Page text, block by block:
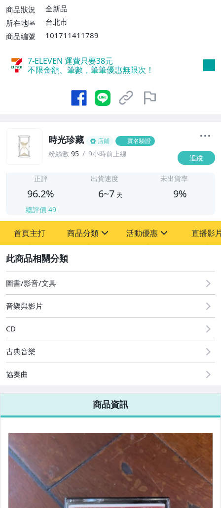
運費$60、滿5件或消費滿$1298免運
費】、宅配/貨運【單件運費$120、滿5件
商品狀況
全新品
所在地區
台北市
商品編號
101711411789
7-ELEVEN 運費只要38元
不限金額、筆數，筆筆優惠無限次！
時光珍藏 店鋪 實名驗證
粉絲數 95 9小時前上線 追蹤
正評
96.2%
總評價 49
出貨速度
6~7 天
未出貨率
9%
首頁主打 商品分類
其它
活動優惠
[全店] 粉絲專享
[全店] 週年慶
直播影
圖書/影音/文具
音樂與影片
CD
古典音樂
協奏曲
商品資訊